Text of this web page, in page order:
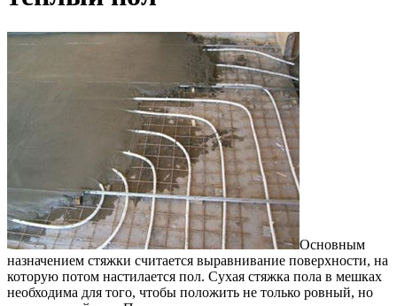
Основным
назначением стяжки считается выравнивание поверхности, на
которую потом настилается пол. Сухая стяжка пола в мешках
необходима для того, чтобы положить не только ровный, но